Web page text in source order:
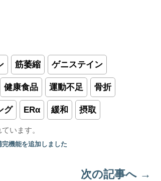
筋萎縮 ゲニステイン
健康食品 運動不足 骨折
グ ERα 緩和 摂取
います。
機能を追加しました
次の記事へ →